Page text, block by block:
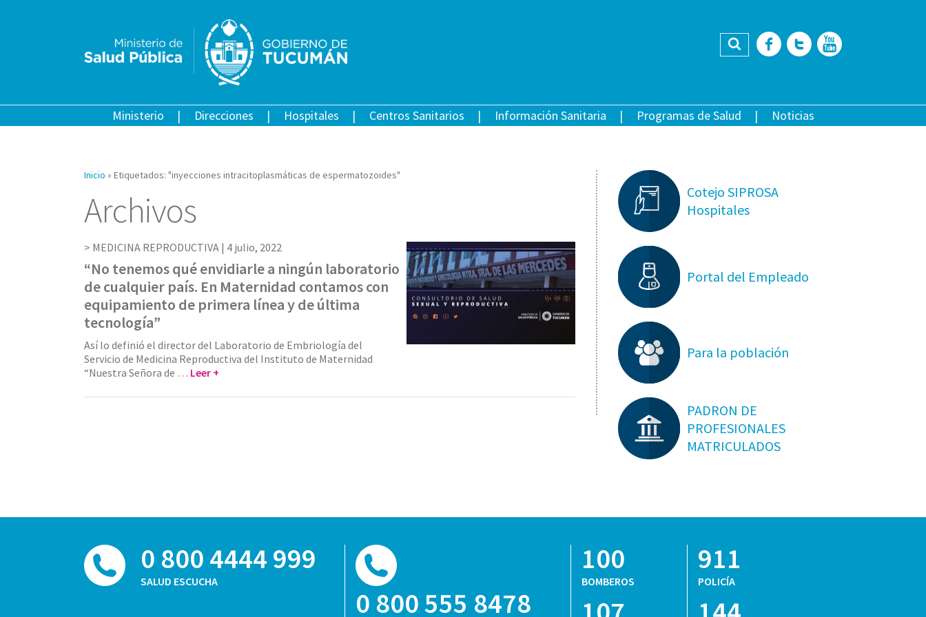
Buscar Facebook
Twitter
Ministerio Direcciones Hospitales Centros Sanitarios Información Sanitaria Programas de Salud Noticias
Inicio » Etiquetados: "inyecciones intracitoplasmáticas de espermatozoides"
Archivos
MEDICINA REPRODUCTIVA | 4 julio, 2022
“No tenemos qué envidiarle a ningún laboratorio
de cualquier país. En Maternidad contamos con
equipamiento de primera línea y de última
tecnología”
Así lo definió el director del Laboratorio de Embriología del
Servicio de Medicina Reproductiva del Instituto de Maternidad
“Nuestra Señora de … Leer +
Cotejo SIPROSA
Hospitales
Portal del Empleado
Para la población
PADRON DE
PROFESIONALES
MATRICULADOS
0 800 4444 999
SALUD ESCUCHA
0 800 555 8478
100
BOMBEROS
911
POLICÍA